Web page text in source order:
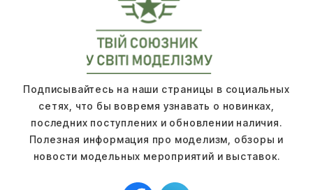
Подписывайтесь на наши страницы в социальных
сетях, что бы вовремя узнавать о новинках,
последних поступлених и обновлении наличия.
Полезная информация про моделизм, обзоры и
новости модельных мероприятий и выставок.